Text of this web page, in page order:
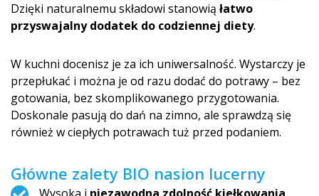
Dzięki naturalnemu składowi stanowią łatwo
przyswajalny dodatek do codziennej diety.
W kuchni docenisz je za ich uniwersalność. Wystarczy je
przepłukać i można je od razu dodać do potrawy – bez
gotowania, bez skomplikowanego przygotowania.
Doskonale pasują do dań na zimno, ale sprawdzą się
również w ciepłych potrawach tuż przed podaniem.
Główne zalety BIO nasion lucerny